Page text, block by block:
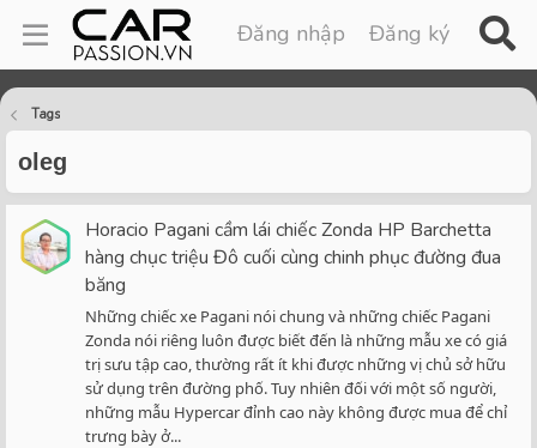
Đăng nhập Đăng ký
Tags
oleg
Horacio Pagani cầm lái chiếc Zonda HP Barchetta
hàng chục triệu Đô cuối cùng chinh phục đường đua
băng
Những chiếc xe Pagani nói chung và những chiếc Pagani
Zonda nói riêng luôn được biết đến là những mẫu xe có giá
trị sưu tập cao, thường rất ít khi được những vị chủ sở hữu
sử dụng trên đường phố. Tuy nhiên đối với một số người,
những mẫu Hypercar đỉnh cao này không được mua để chỉ
trưng bày ở...